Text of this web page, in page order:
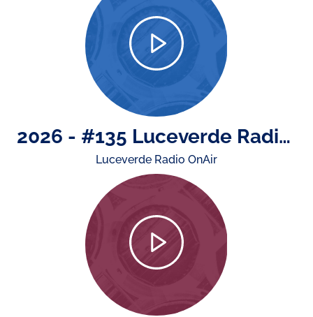
2026 - #135 Luceverde Radio OnAir di mercoledì 15 luglio
Luceverde Radio OnAir